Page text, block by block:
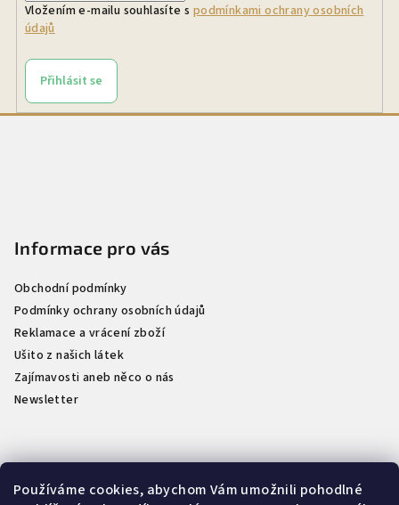
Používáme cookies, abychom Vám umožnili pohodlné
Vložením e-mailu souhlasíte s podmínkami ochrany osobních
údajů
Přihlásit se
Informace pro vás
Obchodní podmínky
Podmínky ochrany osobních údajů
Reklamace a vrácení zboží
Ušito z našich látek
Zajímavosti aneb něco o nás
Newsletter
Kontakt